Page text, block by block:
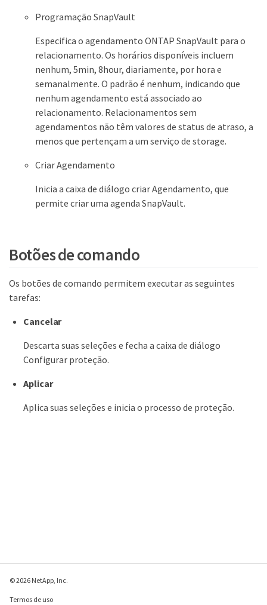
Programação SnapVault
Especifica o agendamento ONTAP SnapVault para o
relacionamento. Os horários disponíveis incluem
nenhum, 5min, 8hour, diariamente, por hora e
semanalmente. O padrão é nenhum, indicando que
nenhum agendamento está associado ao
relacionamento. Relacionamentos sem
agendamentos não têm valores de status de atraso, a
menos que pertençam a um serviço de storage.
Criar Agendamento
Inicia a caixa de diálogo criar Agendamento, que
permite criar uma agenda SnapVault.
Botões de comando
Os botões de comando permitem executar as seguintes
tarefas:
Cancelar
Descarta suas seleções e fecha a caixa de diálogo
Configurar proteção.
Aplicar
Aplica suas seleções e inicia o processo de proteção.
© 2026 NetApp, Inc.
Termos de uso